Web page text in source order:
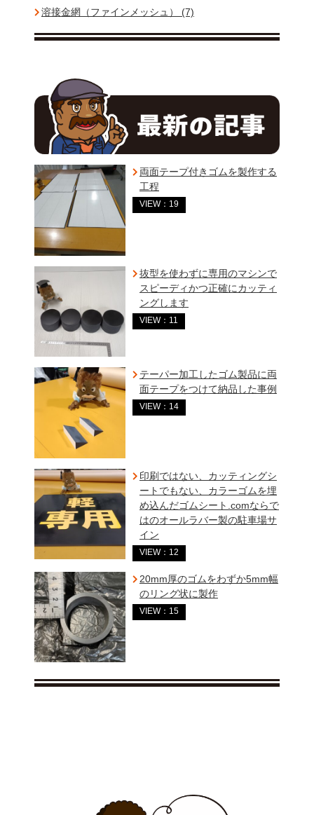
溶接金網（ファインメッシュ） (7)
両面テープ付きゴムを製作する
工程
VIEW：19
抜型を使わずに専用のマシンで
スピーディかつ正確にカッティ
ングします
VIEW：11
テーパー加工したゴム製品に両
面テープをつけて納品した事例
VIEW：14
印刷ではない、カッティングシ
ートでもない、カラーゴムを埋
め込んだゴムシート.comならで
はのオールラバー製の駐車場サ
イン
VIEW：12
20mm厚のゴムをわずか5mm幅
のリング状に製作
VIEW：15